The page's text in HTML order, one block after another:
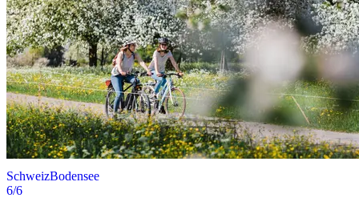
SchweizBodensee
6/6